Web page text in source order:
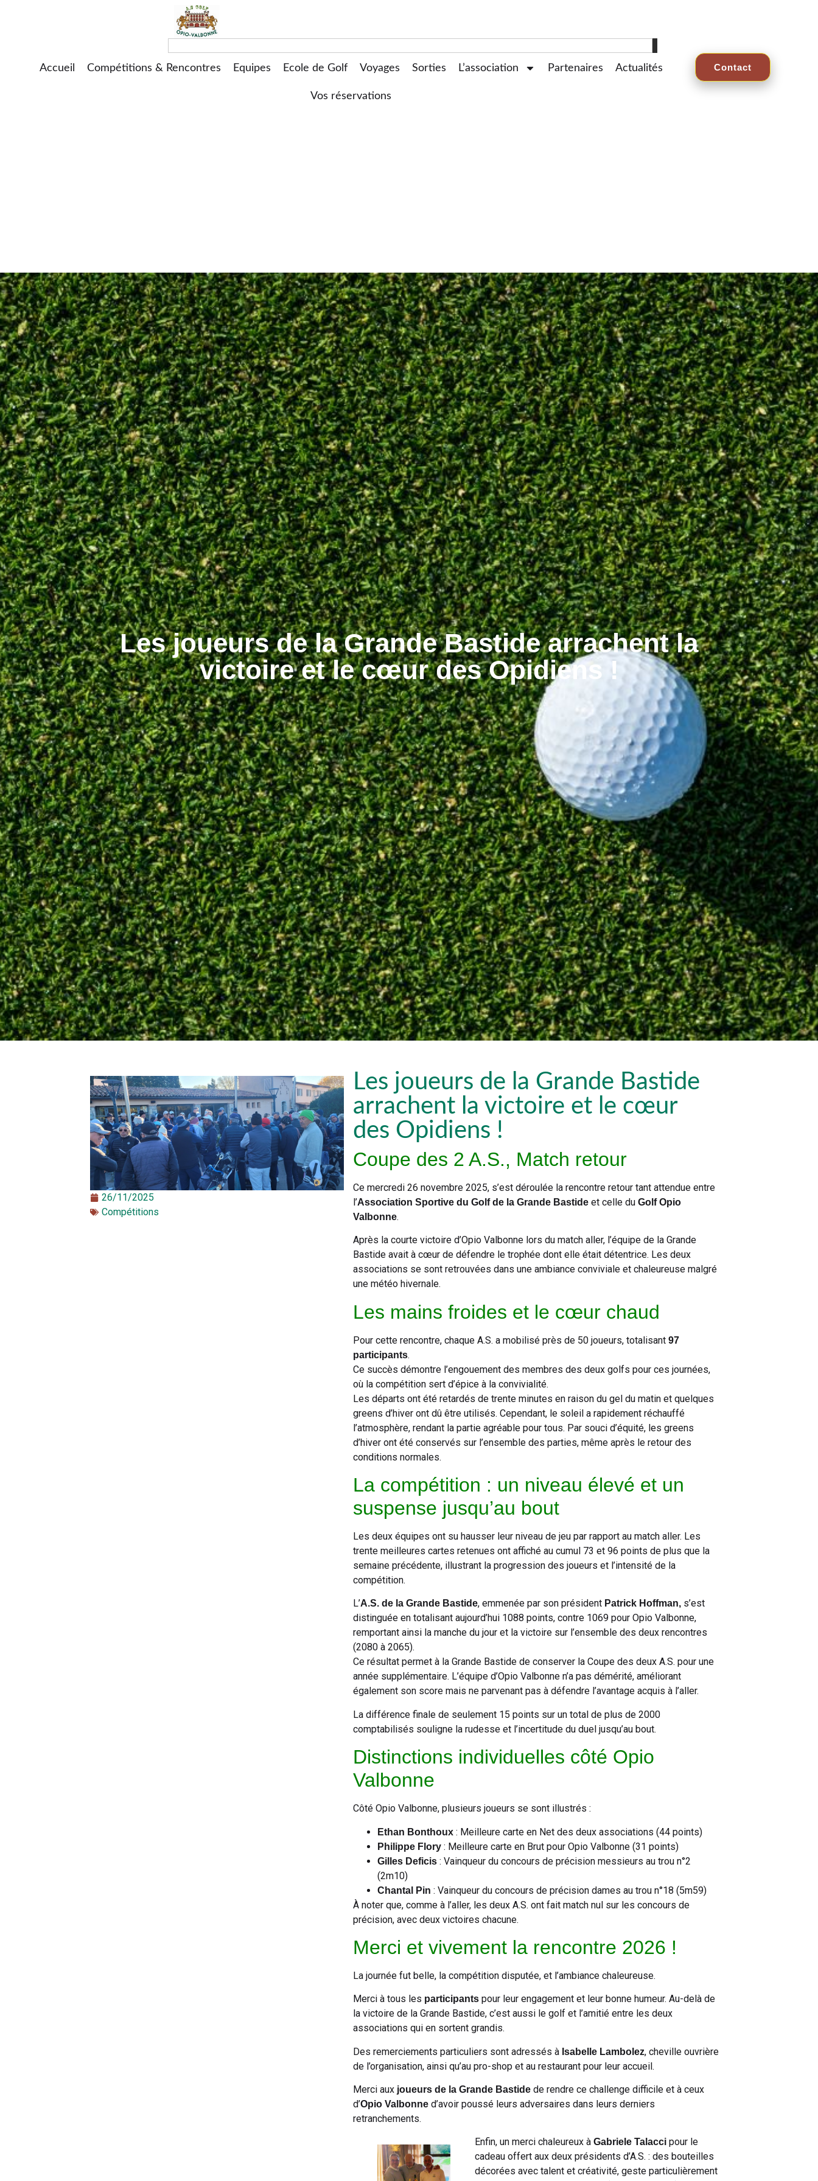
Accueil Compétitions & Rencontres Equipes Ecole de Golf Voyages Sorties L’association Partenaires Actualités
Vos réservations
Contact
Les joueurs de la Grande Bastide arrachent la
victoire et le cœur des Opidiens !
26/11/2025
Compétitions
Les joueurs de la Grande Bastide
arrachent la victoire et le cœur
des Opidiens !
Coupe des 2 A.S., Match retour
Ce mercredi 26 novembre 2025, s’est déroulée la rencontre retour tant attendue entre
l’Association Sportive du Golf de la Grande Bastideet celle du Golf Opio
Valbonne.
Après la courte victoire d’Opio Valbonne lors du match aller, l’équipe de la Grande
Bastide avait à cœur de défendre le trophée dont elle était détentrice. Les deux
associations se sont retrouvées dans une ambiance conviviale et chaleureuse malgré
une météo hivernale.
Les mains froides et le cœur chaud
Pour cette rencontre, chaque A.S. a mobilisé près de 50 joueurs, totalisant 97
participants.
Ce succès démontre l’engouement des membres des deux golfs pour ces journées,
où la compétition sert d’épice à la convivialité.
Les départs ont été retardés de trente minutes en raison du gel du matin et quelques
greens d’hiver ont dû être utilisés. Cependant, le soleil a rapidement réchauffé
l’atmosphère, rendant la partie agréable pour tous. Par souci d’équité, les greens
d’hiver ont été conservés sur l’ensemble des parties, même après le retour des
conditions normales.
La compétition : un niveau élevé et un
suspense jusqu’au bout
Les deux équipes ont su hausser leur niveau de jeu par rapport au match aller. Les
trente meilleures cartes retenues ont affiché au cumul 73 et 96 points de plus que la
semaine précédente, illustrant la progression des joueurs et l’intensité de la
compétition.
L’A.S. de la Grande Bastide, emmenée par son président Patrick Hoffman,s’est
distinguée en totalisant aujourd’hui 1088 points, contre 1069 pour Opio Valbonne,
remportant ainsi la manche du jour et la victoire sur l’ensemble des deux rencontres
(2080 à 2065).
Ce résultat permet à la Grande Bastide de conserver la Coupe des deux A.S. pour une
année supplémentaire. L’équipe d’Opio Valbonne n’a pas démérité, améliorant
également son score mais ne parvenant pas à défendre l’avantage acquis à l’aller.
La différence finale de seulement 15 points sur un total de plus de 2000
comptabilisés souligne la rudesse et l’incertitude du duel jusqu’au bout.
Distinctions individuelles côté Opio
Valbonne
Côté Opio Valbonne, plusieurs joueurs se sont illustrés :
Ethan Bonthoux: Meilleure carte en Net des deux associations (44 points)
Philippe Flory: Meilleure carte en Brut pour Opio Valbonne (31 points)
Gilles Deficis: Vainqueur du concours de précision messieurs au trou n°2
(2m10)
Chantal Pin : Vainqueur du concours de précision dames au trou n°18 (5m59)
À noter que, comme à l’aller, les deux A.S. ont fait match nul sur les concours de
précision, avec deux victoires chacune.
Merci et vivement la rencontre 2026 !
La journée fut belle, la compétition disputée, et l’ambiance chaleureuse.
Merci à tous les participantspour leur engagement et leur bonne humeur. Au-delà de
la victoire de la Grande Bastide, c’est aussi le golf et l’amitié entre les deux
associations qui en sortent grandis.
Des remerciements particuliers sont adressés à Isabelle Lambolez, cheville ouvrière
de l’organisation, ainsi qu’au pro-shop et au restaurant pour leur accueil.
Merci aux joueurs de la Grande Bastidede rendre ce challenge difficile et à ceux
d’Opio Valbonned’avoir poussé leurs adversaires dans leurs derniers
retranchements.
Enfin, un merci chaleureux àGabriele Talacci pour le
cadeau offert aux deux présidents d’A.S. : des bouteilles
décorées avec talent et créativité, geste particulièrement